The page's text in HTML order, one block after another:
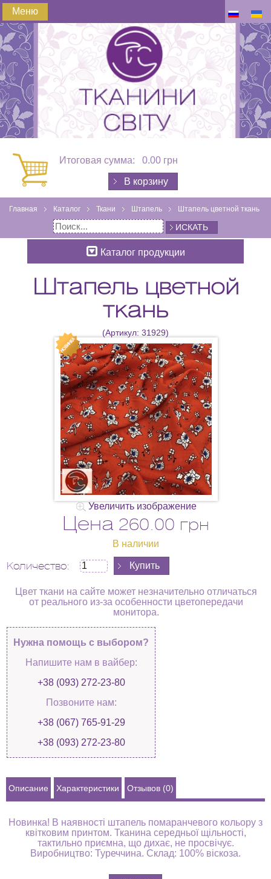
Меню
Итоговая сумма: 0.00 грн
В корзину
Главная Каталог Ткани Штапель Штапель цветной ткань
ИСКАТЬ
Каталог продукции
Штапель цветной
ткань
(Артикул: 31929)
Увеличить изображение
Цена 260.00 грн
В наличии
Количество:
Цвет ткани на сайте может незначительно отличаться
от реального из-за особенности цветопередачи
монитора.
Нужна помощь с выбором?
Напишите нам в вайбер:
+38 (093) 272-23-80
Позвоните нам:
+38 (067) 765-91-29
+38 (093) 272-23-80
Описание Характеристики Отзывов (0)
Новинка! В наявності штапель помаранчевого кольору з
квітковим принтом. Тканина середньої щільності,
тактильно приємна, що дихає, не просвічує.
Виробництво: Туреччина. Склад: 100% віскоза.